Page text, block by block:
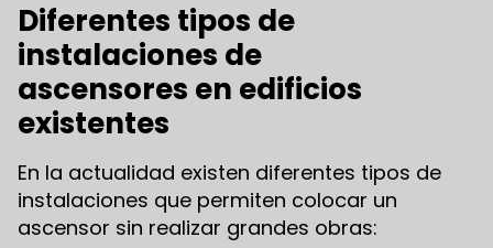
Diferentes tipos de
instalaciones de
ascensores en edificios
existentes
En la actualidad existen diferentes tipos de
instalaciones que permiten colocar un
ascensor sin realizar grandes obras: